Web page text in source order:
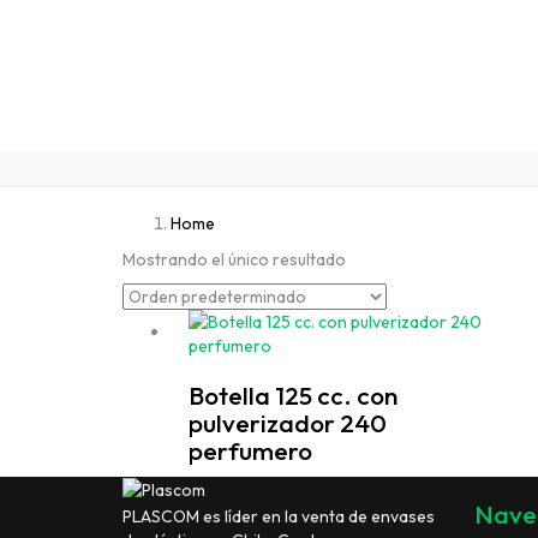
Home
Mostrando el único resultado
Botella 125 cc. con
pulverizador 240
perfumero
PLASCOM es líder en la venta de envases